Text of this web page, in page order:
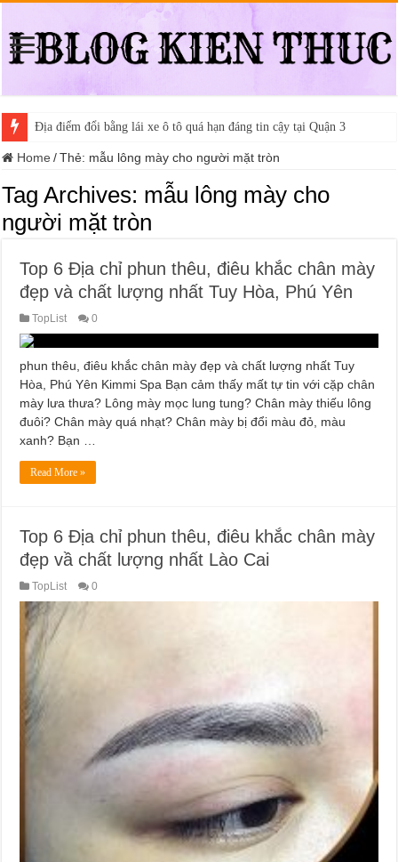
Địa điểm đổi bằng lái xe ô tô quá hạn đáng tin cậy tại Quận 3
Home / Thẻ: mẫu lông mày cho người mặt tròn
Tag Archives: mẫu lông mày cho
người mặt tròn
Top 6 Địa chỉ phun thêu, điêu khắc chân mày
đẹp và chất lượng nhất Tuy Hòa, Phú Yên
TopList 0
phun thêu, điêu khắc chân mày đẹp và chất lượng nhất Tuy
Hòa, Phú Yên Kimmi Spa Bạn cảm thấy mất tự tin với cặp chân
mày lưa thưa? Lông mày mọc lung tung? Chân mày thiếu lông
đuôi? Chân mày quá nhạt? Chân mày bị đổi màu đỏ, màu
xanh? Bạn …
Read More »
Top 6 Địa chỉ phun thêu, điêu khắc chân mày
đẹp vầ chất lượng nhất Lào Cai
TopList 0